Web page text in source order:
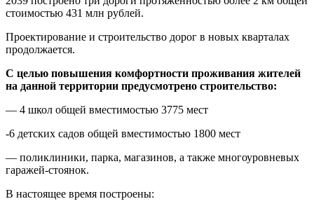
стоимостью 431 млн рублей.
Проектирование и строительство дорог в новых кварталах
продолжается.
С целью повышения комфортности проживания жителей
на данной территории предусмотрено строительство:
— 4 школ общей вместимостью 3775 мест
-6 детских садов общей вместимостью 1800 мест
— поликлиники, парка, магазинов, а также многоуровневых
гаражей-стоянок.
В настоящее время построены: